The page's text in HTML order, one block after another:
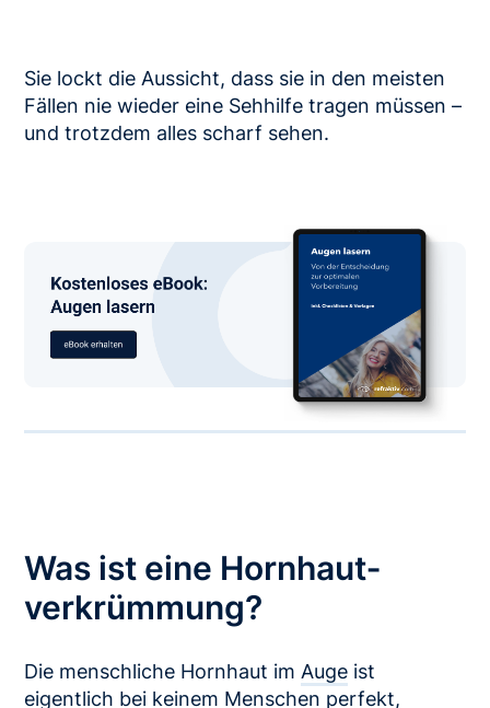
Sie lockt die Aussicht, dass sie in den meisten
Fällen nie wieder eine Sehhilfe tragen müssen –
und trotzdem alles scharf sehen.
Was ist eine Hornhaut­
verkrümmung?
Die menschliche Hornhaut im Auge ist
eigentlich bei keinem Menschen perfekt,